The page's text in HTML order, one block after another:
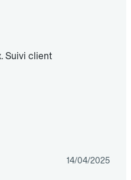
Suivi client
14/04/2025